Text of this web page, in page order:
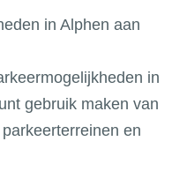
in Alphen aan
in
gebruik maken van
en